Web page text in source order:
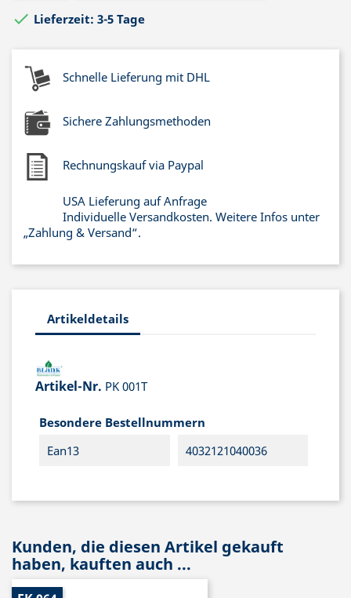
 Lieferzeit: 3-5 Tage
Schnelle Lieferung mit DHL
Sichere Zahlungsmethoden
Rechnungskauf via Paypal
USA Lieferung auf Anfrage
Individuelle Versandkosten. Weitere Infos unter
„Zahlung & Versand“.
Artikeldetails
Artikel-Nr. PK 001T
Besondere Bestellnummern
Ean13
4032121040036
Kunden, die diesen Artikel gekauft
haben, kauften auch ...